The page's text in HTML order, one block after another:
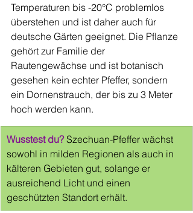
Temperaturen bis -20°C problemlos
überstehen und ist daher auch für
deutsche Gärten geeignet. Die Pflanze
gehört zur Familie der
Rautengewächse und ist botanisch
gesehen kein echter Pfeffer, sondern
ein Dornenstrauch, der bis zu 3 Meter
hoch werden kann.
Wusstest du? Szechuan-Pfeffer wächst
sowohl in milden Regionen als auch in
kälteren Gebieten gut, solange er
ausreichend Licht und einen
geschützten Standort erhält.